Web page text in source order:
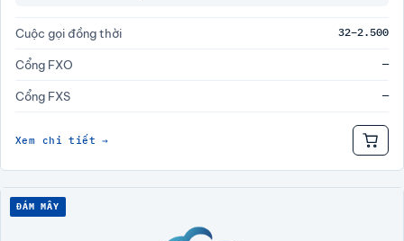
Cuộc gọi đồng thời 32–2.500
Cổng FXO —
Cổng FXS —
Xem chi tiết →
ĐÁM MÂY